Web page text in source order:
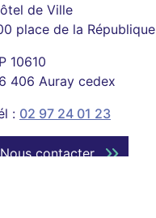
de Ville
place de la République
10610
406 Auray cedex
: 02 97 24 01 23
Nous contacter